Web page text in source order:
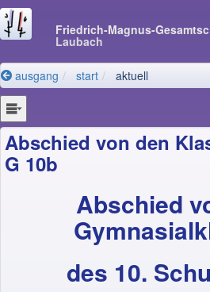
Friedrich-Magnus-
Laubach
ausgang start aktuell
Abschied von den
G 10b
Abschied
des 10.